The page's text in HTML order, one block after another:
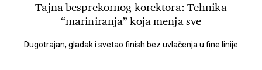
Tajna besprekornog korektora: Tehnika
“mariniranja” koja menja sve
Dugotrajan, gladak i svetao finish bez uvlačenja u fine linije